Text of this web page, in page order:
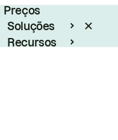
Preços
Soluções
Recursos